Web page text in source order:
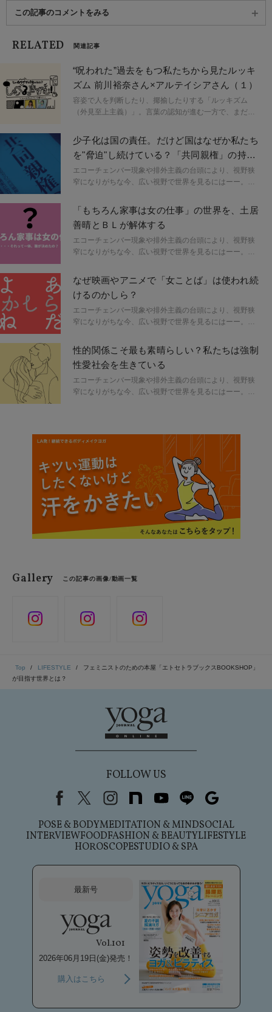
この記事のコメントをみる
RELATED 関連記事
“呪われた”過去をもつ私たちから見たルッキ
ズム 前川裕奈さん×アルテイシアさん（１）
容姿で人を判断したり、揶揄したりする「ルッキズム
（外見至上主義）」。言葉の認知が進む一方で、まだま
てなんなの？」「これもルッキズム？」など、まずはい
ろいろしゃべってみよう！自身もルッキズムに苦しめら
れた経験を持ち、Yoga Journal Onlineで「ルッキズムひ
とり語り」などを発信する前川裕奈さんとゲストが語り
合う連載「しゃべるっきずむ！」がスタート。第一回
家のアルテイシアさんとおしゃべりしました。
少子化は国の責任。だけど国はなぜか私たち
を"脅迫"し続けている？「共同親権」の持つ
危険性を考える
エコーチェンバー現象や排外主義の台頭により、視野狭
窄になりがちな今、広い視野で世界を見るにはーー。フ
きさんが、今気になる本と共に注目するキーワードをピ
ックアップし紐解いていく。
「もちろん家事は女の仕事」の世界を、土居
善晴とＢＬが解体する
エコーチェンバー現象や排外主義の台頭により、視野狭
窄になりがちな今、広い視野で世界を見るにはーー。フ
きさんが、今気になる本と共に注目するキーワードをピ
ックアップし紐解いていく。
なぜ映画やアニメで「女ことば」は使われ続
けるのかしら？
エコーチェンバー現象や排外主義の台頭により、視野狭
窄になりがちな今、広い視野で世界を見るにはーー。フ
きさんが、今気になる本と共に注目するキーワードをピ
ックアップし紐解いていく。
性的関係こそ最も素晴らしい？私たちは強制
性愛社会を生きている
エコーチェンバー現象や排外主義の台頭により、視野狭
窄になりがちな今、広い視野で世界を見るにはーー。フ
Gallery この記事の画像/動画一覧
Top LIFESTYLE
フェミニストのための本屋「エトセトラブックスBOOKSHOP」
が目指す世界とは？
FOLLOW US
FacebookX（旧Twitter）
instagram
note youtubeline
POSE & BODYMEDITATION & MINDSOCIAL
INTERVIEWFOODFASHION & BEAUTYLIFESTYLE
HOROSCOPESTUDIO & SPA
最新号
Vol.101
2026年06月19日(金)発売！
購入はこちら